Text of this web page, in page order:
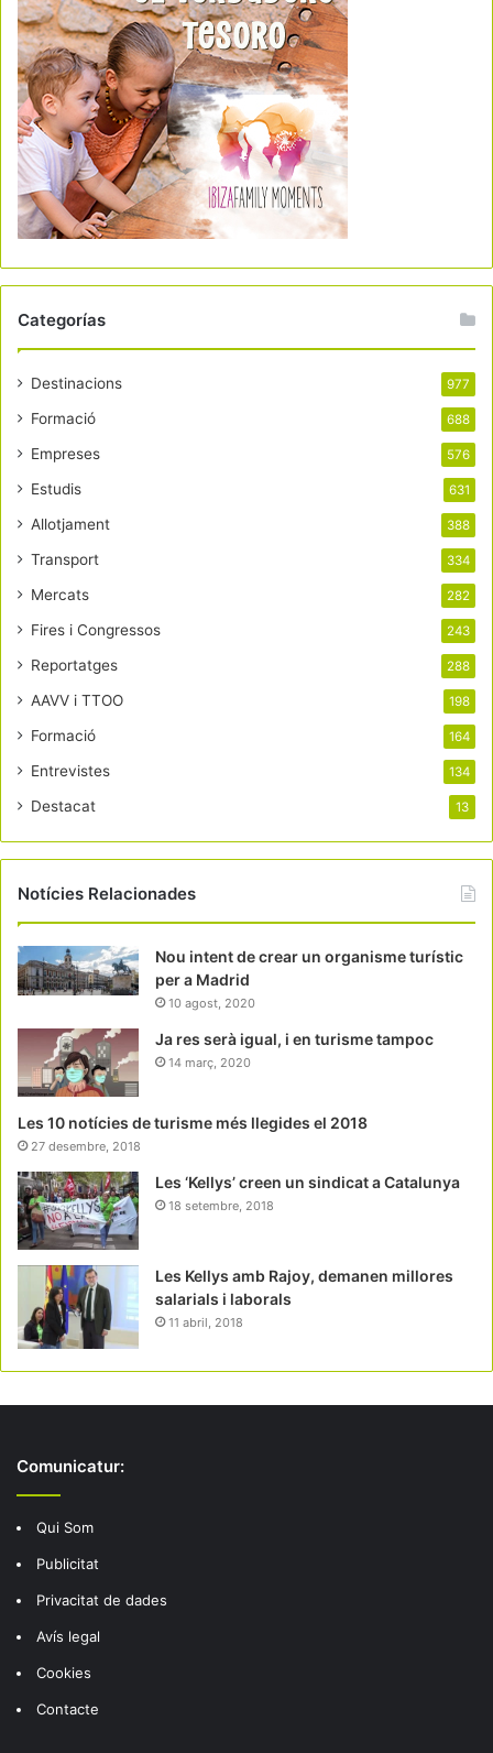
Categorías
Destinacions 977
Formació 688
Empreses 576
Estudis 631
Allotjament 388
Transport 334
Mercats 282
Fires i Congressos 243
Reportatges 288
AAVV i TTOO 198
Formació 164
Entrevistes 134
Destacat 13
Notícies Relacionades
Nou intent de crear un organisme turístic
per a Madrid
10 agost, 2020
Ja res serà igual, i en turisme tampoc
14 març, 2020
Les 10 notícies de turisme més llegides el 2018
27 desembre, 2018
Les ‘Kellys’ creen un sindicat a Catalunya
18 setembre, 2018
Les Kellys amb Rajoy, demanen millores
salarials i laborals
11 abril, 2018
Comunicatur:
Qui Som
Publicitat
Privacitat de dades
Avís legal
Cookies
Contacte